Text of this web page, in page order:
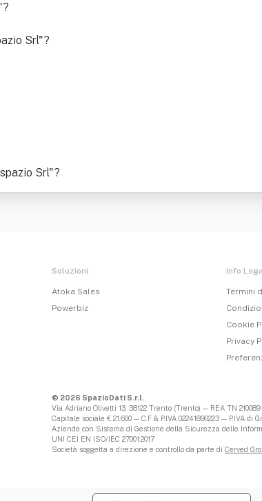
?
Srl"?
Srl"?
Soluzioni
Atoka Sales
Powerbiz
Info
Termini
Cookie
Privacy
© 2026 SpazioDati S.r.l.
Via Adriano Olivetti 13, 38122 Trento (Trento) — REA TN 210089
Capitale sociale € 21.600 — C.F & P.IVA 02241890223 — P.IVA di
Azienda con Sistema di Gestione della Sicurezza delle
UNI CEI EN ISO/IEC 27001:2017
Società soggetta a direzione e controllo da parte di Cerved